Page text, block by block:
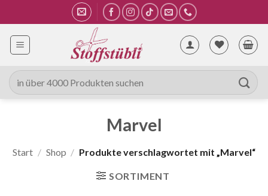
Inhalt
springen
Suche
nach:
Marvel
Start / Shop / Produkte verschlagwortet mit „Marvel“
SORTIMENT